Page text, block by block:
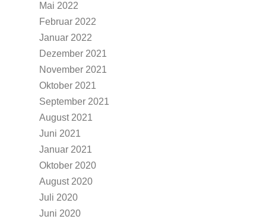
Mai 2022
Februar 2022
Januar 2022
Dezember 2021
November 2021
Oktober 2021
September 2021
August 2021
Juni 2021
Januar 2021
Oktober 2020
August 2020
Juli 2020
Juni 2020